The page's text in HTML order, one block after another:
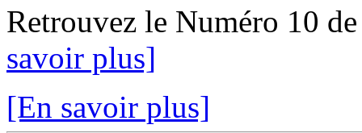
Retrouvez le Numéro 10
savoir plus]
[En savoir plus]